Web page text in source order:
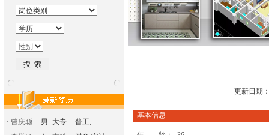
· 曾庆聪 男 大专
普工,
更新日
基本信息